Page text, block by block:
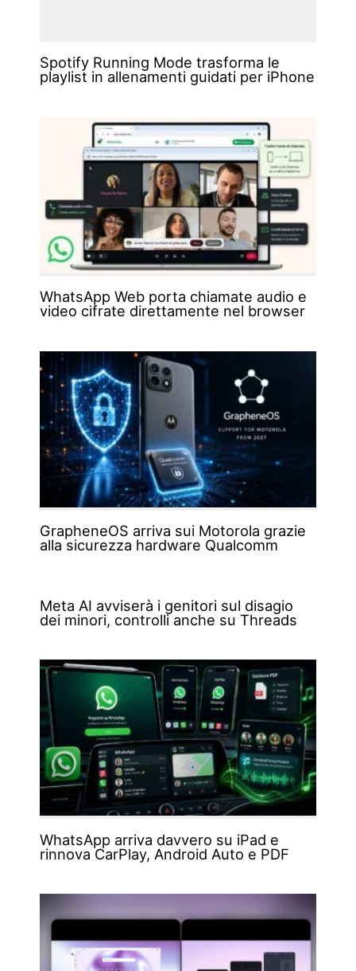
Spotify Running Mode trasforma le
playlist in allenamenti guidati per iPhone
WhatsApp Web porta chiamate audio e
video cifrate direttamente nel browser
GrapheneOS arriva sui Motorola grazie
alla sicurezza hardware Qualcomm
Meta AI avviserà i genitori sul disagio
dei minori, controlli anche su Threads
WhatsApp arriva davvero su iPad e
rinnova CarPlay, Android Auto e PDF